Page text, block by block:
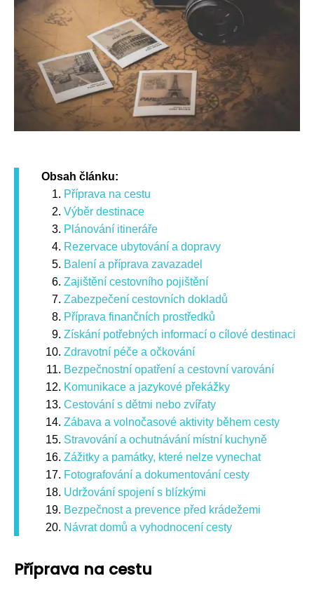
Obsah článku:
Příprava na cestu
Výběr destinace
Plánování itineráře
Rezervace ubytování a dopravy
Balení a příprava zavazadel
Zajištění cestovního pojištění
Zabezpečení cestovních dokladů
Příprava finančních prostředků
Získání potřebných informací o cílové destinaci
Zdravotní péče a očkování
Bezpečnostní opatření a cestovní varování
Komunikace a jazykové překážky
Cestování s dětmi nebo zvířaty
Zábava a volnočasové aktivity během cesty
Stravování a ochutnávání místní kuchyně
Zážitky a památky, které nelze vynechat
Fotografování a dokumentování cesty
Udržování spojení s blízkými
Bezpečnost a prevence před krádežemi
Návrat domů a vyhodnocení cesty
Příprava na cestu